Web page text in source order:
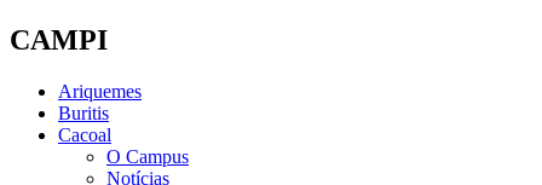
CAMPI
Ariquemes
Buritis
Cacoal
O Campus
Notícias